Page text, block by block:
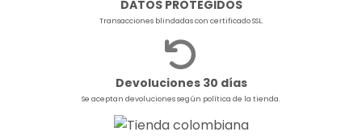
DATOS PROTEGIDOS
Transacciones blindadas con certificado SSL.
Devoluciones 30 días
Se aceptan devoluciones según política de la tienda.